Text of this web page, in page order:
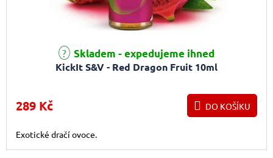
KickIt S&V - Red Dragon Fruit 10ml
Skladem - expedujeme ihned
289 Kč DO KOŠÍKU
Exotické dračí ovoce.